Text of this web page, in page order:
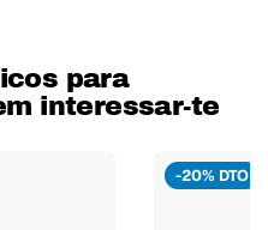
para
interessar-te
-20% DTO